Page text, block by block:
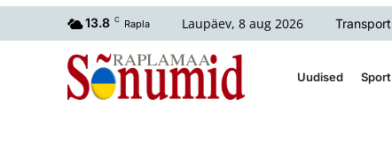
13.8 C Rapla Laupäev, 8 aug 2026 Transport
Uudised Sport